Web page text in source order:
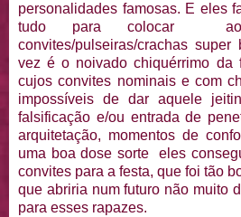
personalidades famosas. E eles
tudo para colocar
convites/pulseiras/crachas
vez é o noivado chiquérrimo da
cujos convites nominais e com
impossíveis de dar aquele
falsificação e/ou entrada de
arquitetação, momentos de
uma boa dose sorte eles
convites para a festa, que foi tão
que abriria num futuro não muito
para esses rapazes.